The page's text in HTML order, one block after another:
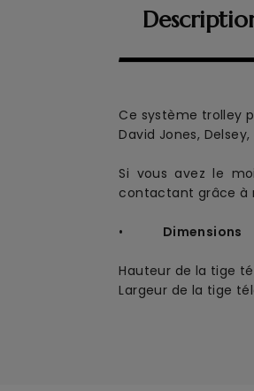
Ce système trolley
David Jones,
Si vous avez le
contactant grâce à
• Dimensions
Hauteur de la tige
Largeur de la tige